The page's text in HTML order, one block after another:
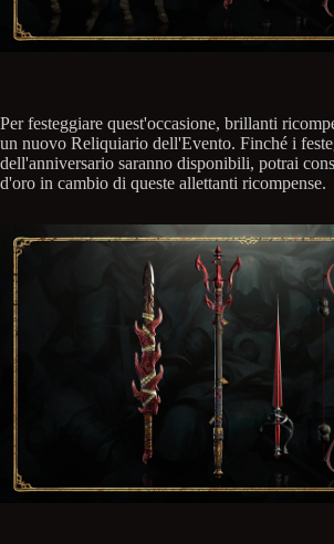
Per festeggiare quest'occasione, brillanti
un nuovo Reliquiario dell'Evento. Finché i
dell'anniversario saranno disponibili, potrai
d'oro in cambio di queste allettanti ricompense.